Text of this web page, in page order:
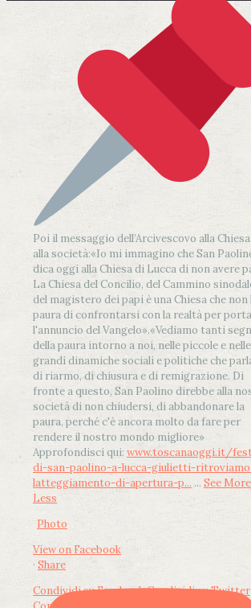
Poi il messaggio dell’Arcivescovo alla
alla società:«Io mi immagino che San
dica oggi alla Chiesa di Lucca di non avere
La Chiesa del Concilio, del Cammino
del magistero dei papi è una Chiesa che non
paura di confrontarsi con la realtà per
l'annuncio del Vangelo».«Vediamo tanti
della paura intorno a noi, nelle piccole e nelle
grandi dinamiche sociali e politiche che
di riarmo, di chiusura e di remigrazione. Di
fronte a questo, San Paolino direbbe alla
società di non chiudersi, di abbandonare la
paura, perché c'è ancora molto da fare per
rendere il nostro mondo migliore»
Approfondisci qui: www.toscanaoggi.it/
di-san-paolino-a-lucca-giulietti-
latteggiamento-di-apertura-p... ... See More
Less
Photo
View on Facebook
· Share
Condividi su FacebookCondividi su Twitter